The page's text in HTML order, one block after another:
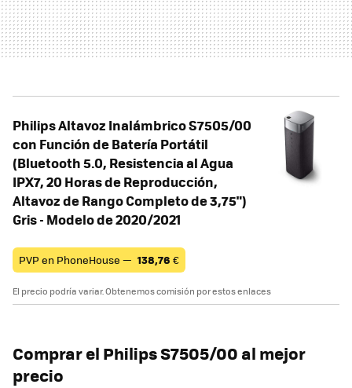
Philips Altavoz Inalámbrico S7505/00
con Función de Batería Portátil
(Bluetooth 5.0, Resistencia al Agua
IPX7, 20 Horas de Reproducción,
Altavoz de Rango Completo de 3,75")
Gris - Modelo de 2020/2021
PVP en PhoneHouse — 138,76 €
El precio podría variar. Obtenemos comisión por estos enlaces
Comprar el Philips S7505/00 al mejor
precio